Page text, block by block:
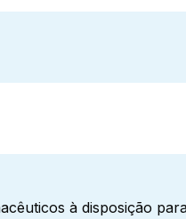
à disposição